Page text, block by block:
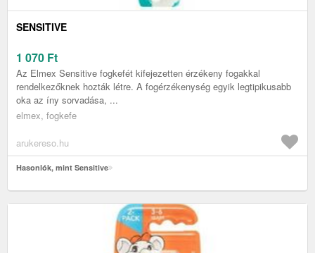
SENSITIVE
1 070 Ft
Az Elmex Sensitive fogkefét kifejezetten érzékeny fogakkal
rendelkezőknek hozták létre. A fogérzékenység egyik legtipikusabb
oka az íny sorvadása, ...
elmex, fogkefe
arukereso.hu
Hasonlók, mint Sensitive